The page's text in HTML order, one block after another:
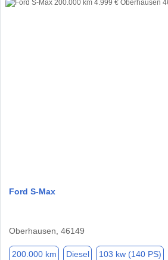
Ford S-Max
Oberhausen, 46149
200.000 km Diesel 103 kw (140 PS)